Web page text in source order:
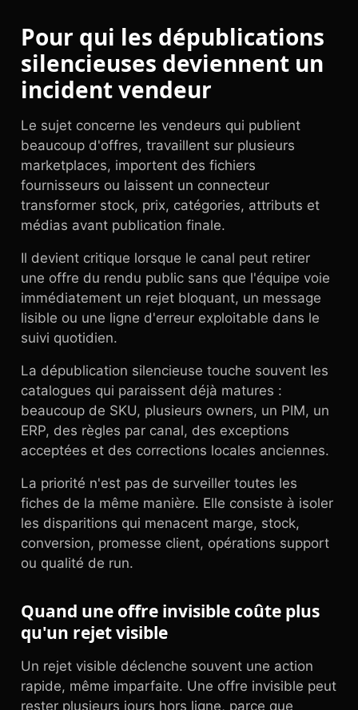
Pour qui les dépublications
silencieuses deviennent un
incident vendeur
Le sujet concerne les vendeurs qui publient
beaucoup d'offres, travaillent sur plusieurs
marketplaces, importent des fichiers
fournisseurs ou laissent un connecteur
transformer stock, prix, catégories, attributs et
médias avant publication finale.
Il devient critique lorsque le canal peut retirer
une offre du rendu public sans que l'équipe voie
immédiatement un rejet bloquant, un message
lisible ou une ligne d'erreur exploitable dans le
suivi quotidien.
La dépublication silencieuse touche souvent les
catalogues qui paraissent déjà matures :
beaucoup de SKU, plusieurs owners, un PIM, un
ERP, des règles par canal, des exceptions
acceptées et des corrections locales anciennes.
La priorité n'est pas de surveiller toutes les
fiches de la même manière. Elle consiste à isoler
les disparitions qui menacent marge, stock,
conversion, promesse client, opérations support
ou qualité de run.
Quand une offre invisible coûte plus
qu'un rejet visible
Un rejet visible déclenche souvent une action
rapide, même imparfaite. Une offre invisible peut
rester plusieurs jours hors ligne, parce que